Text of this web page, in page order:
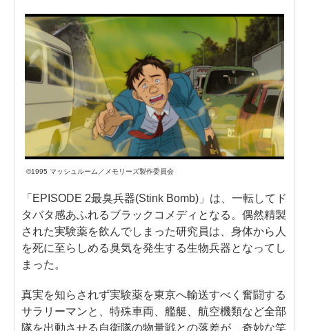
©1995 マッシュルーム／メモリーズ製作委員会
「EPISODE 2最臭兵器(Stink Bomb)」は、一転してド
タバタ感あふれるブラックコメディとなる。偶然精製
された実験薬を飲んでしまった研究員は、身体から人
を死に至らしめる臭気を発生する生物兵器となってし
まった。
真実を知らされず実験薬を東京へ輸送すべく奮闘する
サラリーマンと、特殊車両、艦艇、航空機類など全部
隊を出動させる自衛隊の物量戦との落差が、奇妙な笑